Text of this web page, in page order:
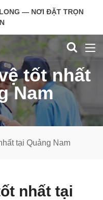
— NƠI ĐẶT TRỌN
tốt nhất
Nam
tại Quảng Nam
nhất tại